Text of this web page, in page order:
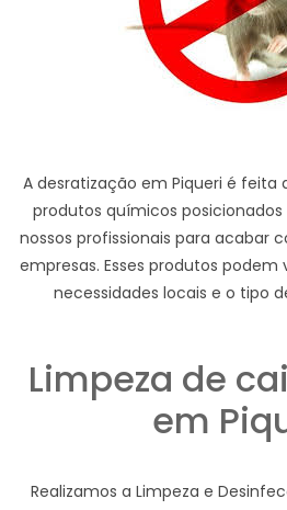
A desratização em Piqueri é feita
produtos químicos
nossos profissionais para acabar
empresas. Esses produtos
necessidades locais e o tipo
Limpeza de
em
Realizamos a Limpeza e